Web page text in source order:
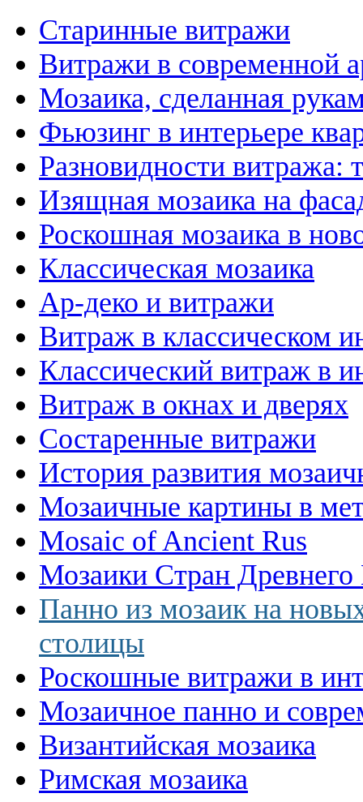
Старинные витражи
Витражи в современной
Мозаика, сделанная
Фьюзинг в интерьере
Разновидности витража:
Изящная мозаика на
Роскошная мозаика в
Классическая мозаика
Ар-деко и витражи
Витраж в классическом
Классический витраж в
Витраж в окнах и дверях
Состаренные витражи
История развития
Мозаичные картины в
Mosaic of Ancient Rus
Мозаики Стран
Панно из мозаик на
столицы
Роскошные витражи в
Мозаичное панно и
Византийская мозаика
Римская мозаика